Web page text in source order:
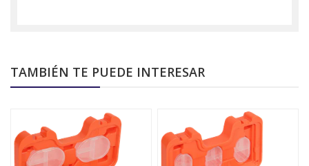
TAMBIÉN TE PUEDE INTERESAR